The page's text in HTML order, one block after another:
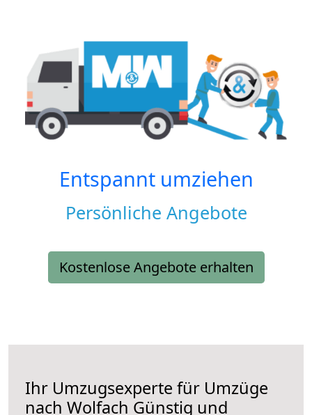
Entspannt umziehen
Persönliche Angebote
Kostenlose Angebote erhalten
Ihr Umzugsexperte für Umzüge
nach Wolfach Günstig und